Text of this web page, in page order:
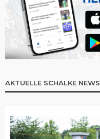
AKTUELLE SCHALKE NEWS